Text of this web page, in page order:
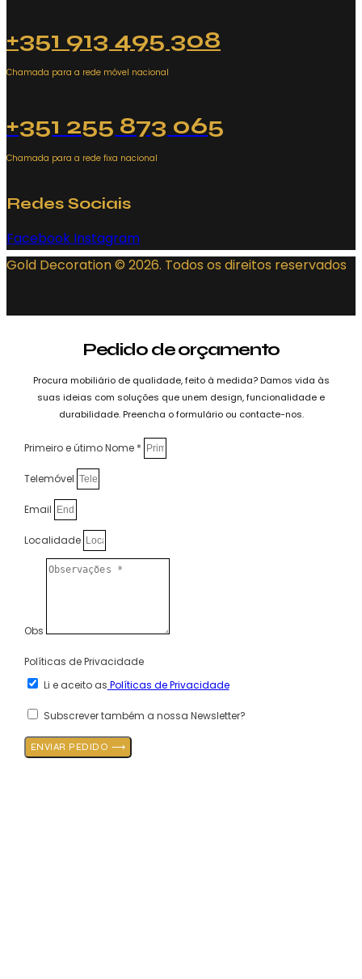
+351 913 495 308
Chamada para a rede móvel nacional
+351 255 873 065
Chamada para a rede fixa nacional
Redes Sociais
Facebook Instagram
Gold Decoration© 2026. Todos os direitos reservados
Pedido de orçamento
Procura mobiliário de qualidade, feito à medida? Damos vida às
suas ideias com soluções que unem design, funcionalidade e
durabilidade. Preencha o formulário ou contacte-nos.
Primeiro e útimo Nome *
Telemóvel
Email
Localidade
Obs
Políticas de Privacidade
Li e aceito as Políticas de Privacidade
Subscrever também a nossa Newsletter?
ENVIAR PEDIDO ⟶